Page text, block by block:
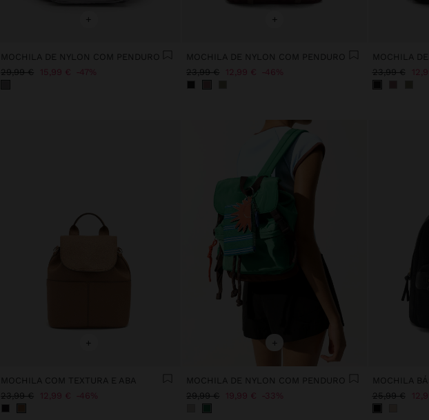
+
MOCHILA DE NYLON COM PENDURO
29,99 € 15,99 € 47%
+
MOCHILA DE NYLON COM PENDURO
23,99 € 12,99 € 46%
MOCHILA
23,99 €
+
MOCHILA COM TEXTURA E ABA
23,99 € 12,99 € 46%
+
MOCHILA DE NYLON COM PENDURO
29,99 € 19,99 € 33%
MOCHILA
25,99 €